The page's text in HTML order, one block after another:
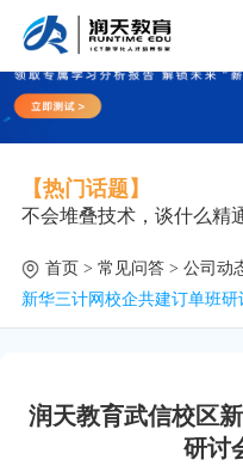
【热门话题】
不会堆叠技术，谈什么精
首页 > 常见问答> 公司动
新华三计网校企共建订单班
润天教育武信校区
研讨